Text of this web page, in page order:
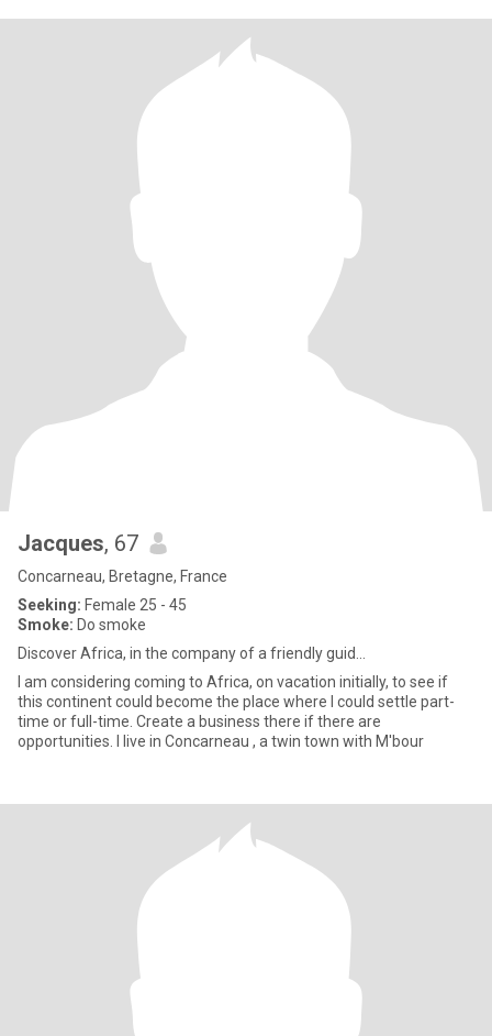
Jacques, 67
Concarneau, Bretagne, France
Seeking: Female 25 - 45
Smoke: Do smoke
Discover Africa, in the company of a friendly guid...
I am considering coming to Africa, on vacation initially, to see if
this continent could become the place where I could settle part-
time or full-time. Create a business there if there are
opportunities. I live in Concarneau , a twin town with M'bour